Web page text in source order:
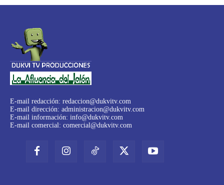
E-mail redacción: redaccion@dukvitv.com
E-mail dirección: administracion@dukvitv.com
E-mail información: info@dukvitv.com
E-mail comercial: comercial@dukvitv.com